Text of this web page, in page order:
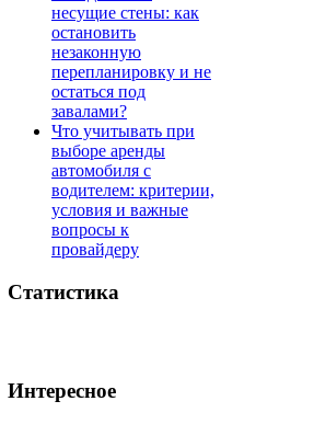
несущие стены: как
остановить
незаконную
перепланировку и не
остаться под
завалами?
Что учитывать при
выборе аренды
автомобиля с
водителем: критерии,
условия и важные
вопросы к
провайдеру
Статистика
Интересное